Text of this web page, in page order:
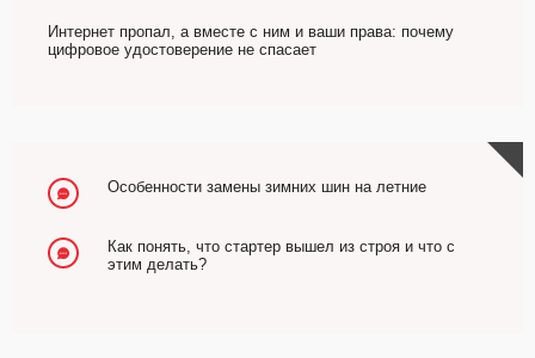
Интернет пропал, а вместе с ним и ваши права: почему
цифровое удостоверение не спасает
Особенности замены зимних шин на летние
Как понять, что стартер вышел из строя и что с
этим делать?